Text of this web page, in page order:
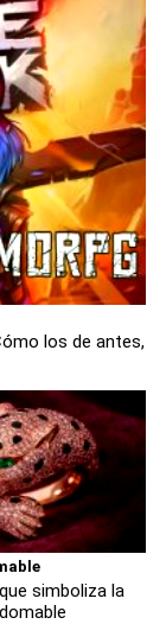
los de antes,
simboliza la